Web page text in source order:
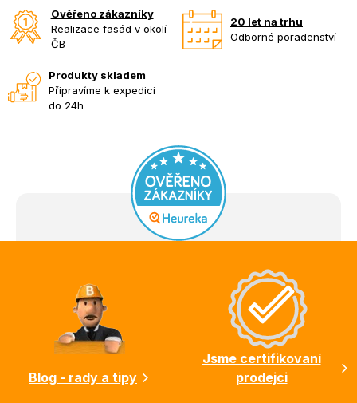
Ověřeno zákazníky
Realizace fasád v okolí
ČB
20 let na trhu
Odborné poradenství
Produkty skladem
Připravíme k expedici
do 24h
Blog - rady a tipy
Jsme certifikovaní
prodejci